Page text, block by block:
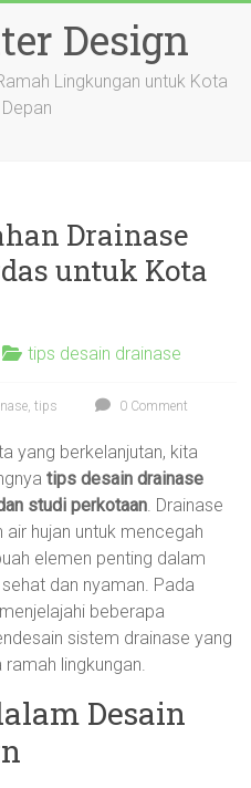
Design
Lingkungan untuk Kota
Drainase
untuk Kota
tips desain drainase
,tips 0 Comment
yang berkelanjutan, kita
tips desain drainase
studi perkotaan. Drainase
hujan untuk mencegah
elemen penting dalam
dan nyaman. Pada
beberapa
sistem drainase yang
lingkungan.
Desain